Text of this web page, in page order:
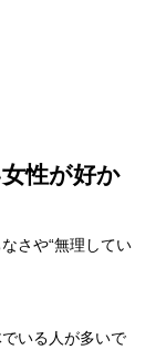
性が好か
さや“無理してい
いる人が多いで